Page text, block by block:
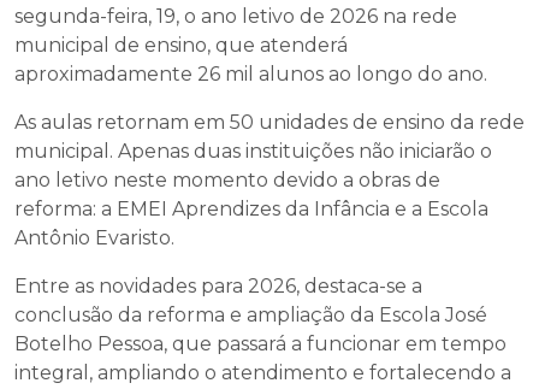
segunda-feira, 19, o ano letivo de 2026 na rede
municipal de ensino, que atenderá
aproximadamente 26 mil alunos ao longo do ano.
As aulas retornam em 50 unidades de ensino da rede
municipal. Apenas duas instituições não iniciarão o
ano letivo neste momento devido a obras de
reforma: a EMEI Aprendizes da Infância e a Escola
Antônio Evaristo.
Entre as novidades para 2026, destaca-se a
conclusão da reforma e ampliação da Escola José
Botelho Pessoa, que passará a funcionar em tempo
integral, ampliando o atendimento e fortalecendo a